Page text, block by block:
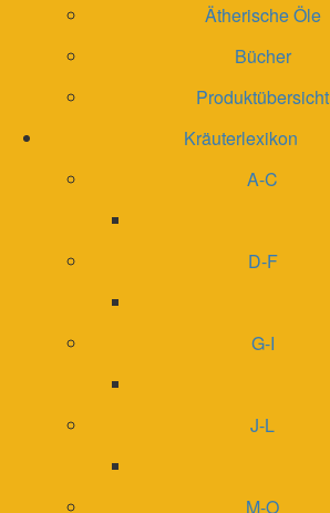
Ätherische Öle
Bücher
Produktübersicht
Kräuterlexikon
A-C
D-F
G-I
J-L
M-O